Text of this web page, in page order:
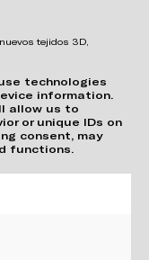
technologies
information.
allow us to
or unique IDs on
consent, may
functions.
tejidos 3D,